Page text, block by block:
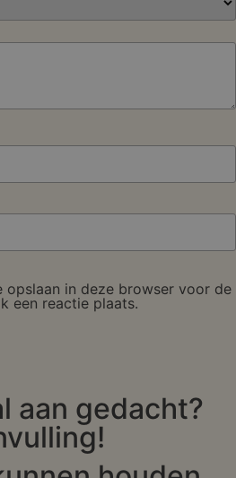
opslaan in deze browser voor de
een reactie plaats.
aan gedacht?